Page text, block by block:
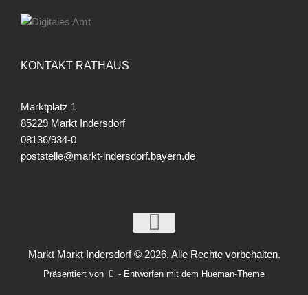
KONTAKT RATHAUS
Marktplatz 1
85229 Markt Indersdorf
08136/934-0
poststelle@markt-indersdorf.bayern.de
Markt Markt Indersdorf © 2026. Alle Rechte vorbehalten.
Präsentiert von - Entworfen mit dem Hueman-Theme